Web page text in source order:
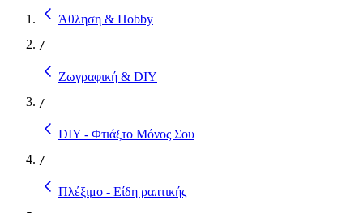
Άθληση & Hobby
/
Ζωγραφική & DIY
/
DIY - Φτιάξτο Μόνος Σου
/
Πλέξιμο - Είδη ραπτικής